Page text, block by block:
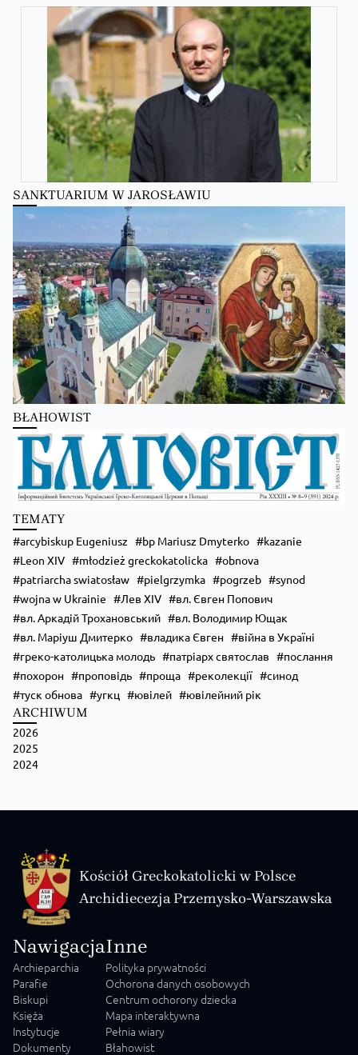
Zobacz na Facebooku
Kościół GreckokatolickiKościół Greckokatolicki
zmienił(a) swój status.
6 hours ago
Zobacz na Facebooku · Udostępnij
Kościół Greckokatolicki
2 days ago
Школи Християнського Аніматора (ШХА)
✨ Хочеш не просто проводити час, а зростати у вірі, відкривати свої
таланти та навчитися надихати інших?
Запрошуємо тебе до Школи Християнського Аніматора (ШХА) —
місця, де формується нове покоління християнських лідерів.
💙 На тебе чекає:
• формація, яка допоможе зміцнити віру;
• практичні навички для організації зустрічей, т
... Zobacz więcej
SANKTUARIUM W JAROSŁAWIU
BŁAHOWIST
TEMATY
arcybiskup Eugeniusz bp Mariusz Dmyterko
kazanie
Leon XIV
młodzież greckokatolicka
obnova
patriarcha swiatosław
pielgrzymka pogrzeb
synod
wojna w Ukrainie
Лев XIV
вл. Євген Попович
вл. Аркадій Трохановський
вл. Володимир Ющак
вл. Маріуш Дмитерко
владика Євген
війна в Україні
греко-католицька молодь
патріарх святослав
послання
похорон
проповідь проща реколекції
синод
туск обнова
угкц ювілей ювілейний рік
ARCHIWUM
2026
2025
2024
Kościół Greckokatolicki w Polsce
Archidiecezja Przemysko-Warszawska
Nawigacja
Archieparchia
Parafie
Biskupi
Księża
Instytucje
Dokumenty
Inne
Polityka prywatności
Ochorona danych osobowych
Centrum ochorony dziecka
Mapa interaktywna
Pełnia wiary
Błahowist